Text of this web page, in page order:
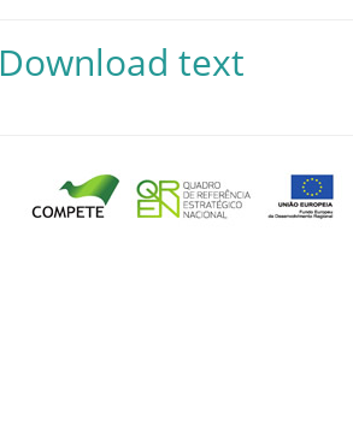
Download text